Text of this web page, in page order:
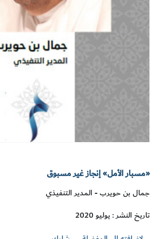
«مسبار الأمل» إنجاز غير مسبوق
جمال بن حويرب - المدير التنفيذي
تاريخ النشر : يوليو 2020